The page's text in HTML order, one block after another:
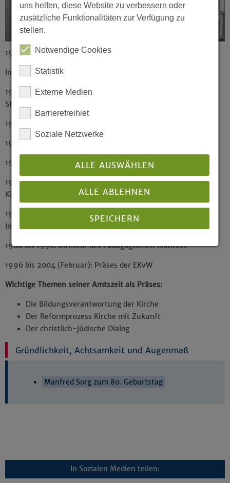
1938 in Darmstadt geboren
In Hagen-Haspe aufgewachsen
1958: Abitur in Hagen Haspe; Beginn des theol.
Studiums in Wuppertal, Mainz und Münster
1963: 1. Theol. Examen und Beginn des Vikariats
1965: 2. Theol. Examen
1966: Ordination
1966 bis 1984: Pfarrer in der Ev. Johannes-
Kirchengemeinde in Hattingen
198 bis 1987: Dozent/Pfarrer am Pädagogischen
Institut der EKvW
1988 bis 1996: Direktor des Pädagogischen Instituts
1996 bis 2004 (Februar): Präses der EKvW
Wichtige Themen seiner Amtszeit als Präses:
Die Bildungsverantwortung der Kirche
Der Reformprozess Kirche mit Zukunft
Der christlich-jüdische Dialog
Gründlichkeit, Achtsamkeit und Augenmaß
Manfred Sorg zum 80. Geburtstag
In Sozialen Medien teilen:
uns helfen, diese Website zu verbessern oder
zusätzliche Funktionalitäten zur Verfügung zu
stellen.
Notwendige Cookies
Statistik
Externe Medien
Barrierefreihiet
Soziale Netzwerke
ALLE AUSWÄHLEN
ALLE ABLEHNEN
SPEICHERN
Details anzeigen